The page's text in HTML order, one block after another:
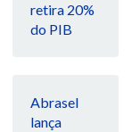
retira 20%
do PIB
Abrasel
lança